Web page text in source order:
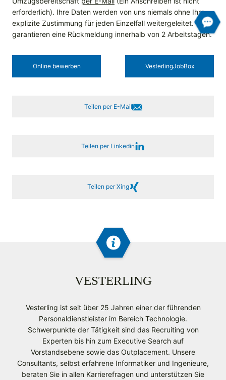
erforderlich). Ihre Daten werden von uns niemals ohne Ihre
explizite Zustimmung für jeden Einzelfall weitergeleitet. Wir
garantieren eine Rückmeldung innerhalb von 2 Arbeitstagen.
Online bewerben Vesterling­JobBox
Teilen per E-Mail
Teilen per Linkedin
Teilen per Xing
VESTERLING
Vesterling ist seit über 25 Jahren einer der führenden
Personaldienstleister im Bereich Technologie.
Schwerpunkte der Tätigkeit sind das Recruiting von
Experten bis hin zum Executive Search auf
Vorstandsebene sowie das Outplacement. Unsere
Consultants, selbst erfahrene Informatiker und Ingenieure,
beraten Sie in allen Karrierefragen und unterstützen Sie